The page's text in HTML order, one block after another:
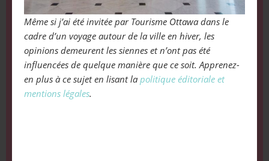
Même si j’ai été invitée par Tourisme Ottawa dans le
cadre d’un voyage autour de la ville en hiver, les
opinions demeurent les siennes et n’ont pas été
influencées de quelque manière que ce soit. Apprenez-
en plus à ce sujet en lisant la politique éditoriale et
mentions légales.